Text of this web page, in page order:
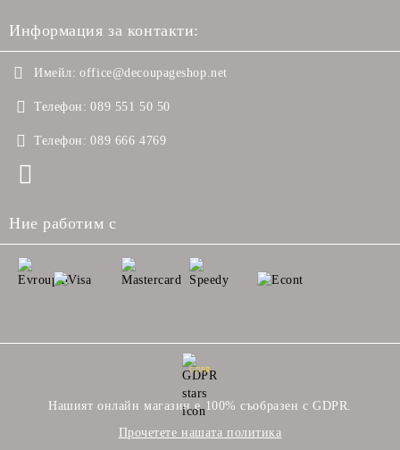
Информация за контакти:
Имейл: office@decoupageshop.net
Телефон: 089 551 50 50
Телефон: 089 666 4769
Ние работим с
GDPR
Нашият онлайн магазин е 100% съобразен с GDPR.
Прочетете нашата политика